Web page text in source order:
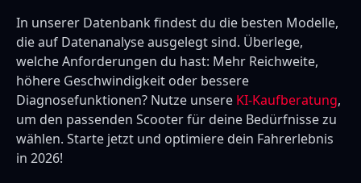
In unserer Datenbank findest du die besten Modelle,
die auf Datenanalyse ausgelegt sind. Überlege,
welche Anforderungen du hast: Mehr Reichweite,
höhere Geschwindigkeit oder bessere
Diagnosefunktionen? Nutze unsere KI-Kaufberatung,
um den passenden Scooter für deine Bedürfnisse zu
wählen. Starte jetzt und optimiere dein Fahrerlebnis
in 2026!